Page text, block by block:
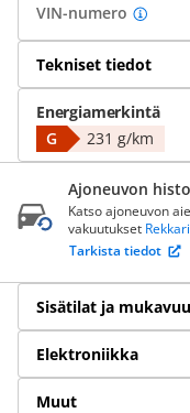
VIN-numero
Tekniset tiedot
Energiamerkintä
G
231 g/km
Ajoneuvon
Katso ajoneuvon
vakuutukset
Tarkista tiedot
Sisätilat ja
Elektroniikka
Muut